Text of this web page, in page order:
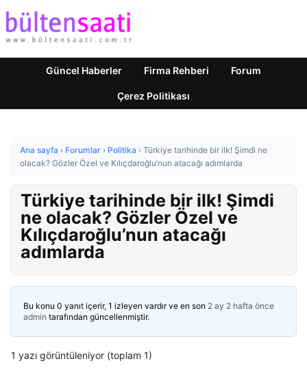
Güncel Haberler Firma Rehberi Forum
Çerez Politikası
Ana sayfa › Forumlar › Politika › Türkiye tarihinde bir ilk! Şimdi ne
olacak? Gözler Özel ve Kılıçdaroğlu’nun atacağı adımlarda
Türkiye tarihinde bir ilk! Şimdi
ne olacak? Gözler Özel ve
Kılıçdaroğlu’nun atacağı
adımlarda
Bu konu 0 yanıt içerir, 1 izleyen vardır ve en son 2 ay 2 hafta önce
admin tarafından güncellenmiştir.
1 yazı görüntüleniyor (toplam 1)